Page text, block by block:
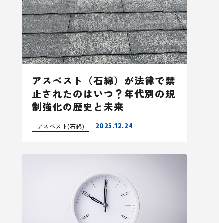
アスベスト（石綿）が法律で禁
止されたのはいつ？年代別の規
制強化の歴史と未来
アスベスト(石綿) 2025.12.24